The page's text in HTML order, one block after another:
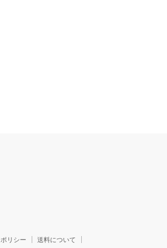
リシー 送料について